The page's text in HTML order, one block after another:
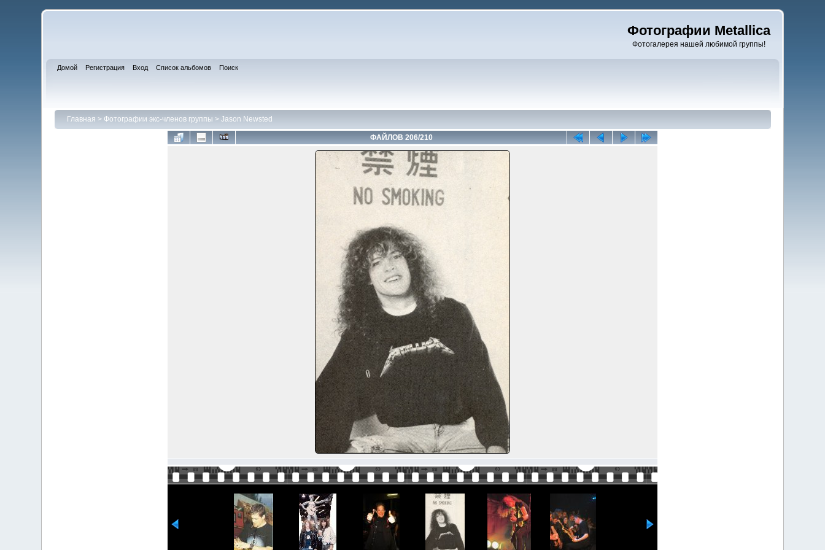
Фотографии Metallica
Фотогалерея нашей любимой группы!
Домой Регистрация Вход Список альбомов Поиск
Главная > Фотографии экс-членов группы > Jason Newsted
ФАЙЛОВ 206/210